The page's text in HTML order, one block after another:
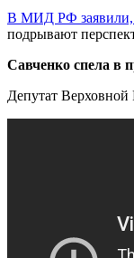
В МИД РФ
подрывают
Савченко спела в
Депутат